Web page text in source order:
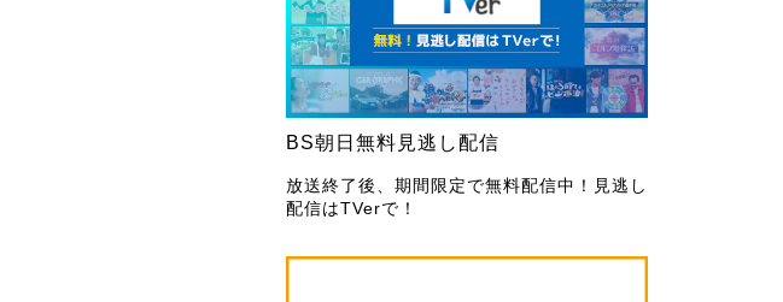
BS朝日無料見逃し配信
放送終了後、期間限定で無料配信中！見逃し
配信はTVerで！